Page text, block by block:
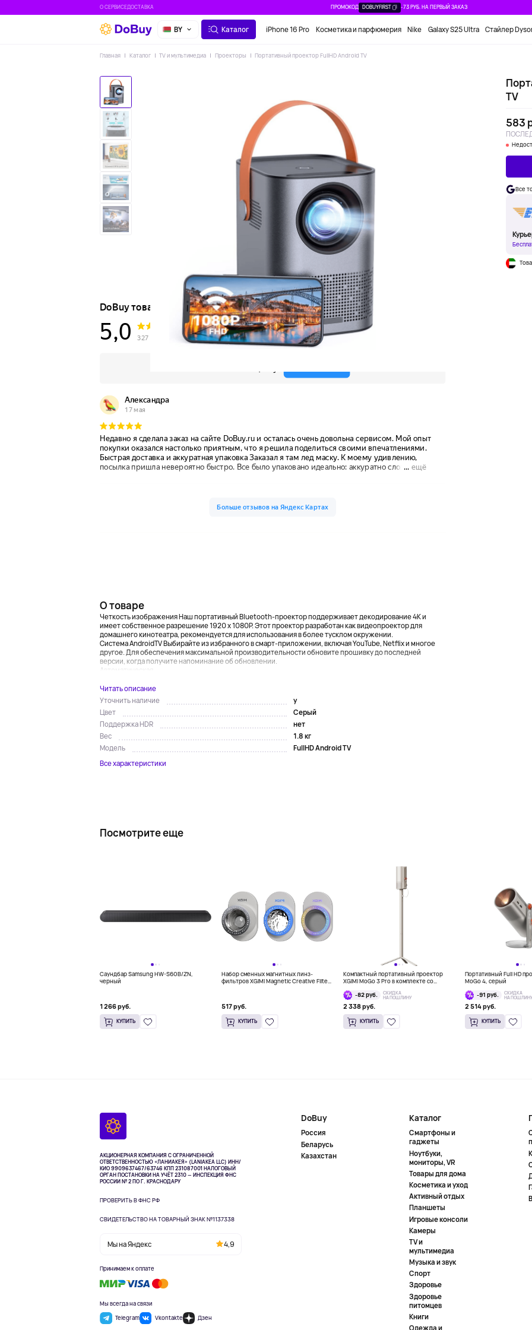
О СЕРВИСЕДОСТАВКА ПРОМОКОД DOBUYFIRST -73 РУБ. НА ПЕРВЫЙ ЗАКАЗ
BY Каталог iPhone 16 Pro Косметика и парфюмерия Nike Galaxy S25 Ultra Стайлер
Главная Каталог TV и мультимедиа Проекторы Портативный проектор FullHD Android TV
TV
583
Все
О товаре
Четкость изображения Наш портативный Bluetooth-проектор поддерживает декодирование 4K и
имеет собственное разрешение 1920 x 1080P. Этот проектор разработан как видеопроектор для
домашнего кинотеатра, рекомендуется для использования в более тусклом окружении.
Система AndroidTV Выбирайте из избранного в смарт-приложении, включая YouTube, Netflix и многое
другое. Для обеспечения максимальной производительности обновите прошивку до последней
версии, когда получите напоминание об обновлении.
Автоматическая...
Читать описание
Уточнить наличие
y
Цвет
Серый
Поддержка HDR
нет
Вес
1.8 кг
Модель
FullHD Android TV
Все характеристики
Посмотрите еще
Саундбар Samsung HW-S60B/ZN,
черный
1 266 руб.
КУПИТЬ
Набор сменных магнитных линз-
фильтров XGIMI Magnetic Creative Filter
517 руб.
КУПИТЬ
Компактный портативный проектор
XGIMI MoGo 3 Pro в комплекте со
PowerBase Stand
-82 руб.
СКИДКА
НА ПОШЛИНУ
2 338 руб.
КУПИТЬ
Портативный Full HD
MoGo 4, серый
-91 руб.
СКИДКА
НА ПОШЛИНУ
2 514 руб.
КУПИТЬ
АКЦИОНЕРНАЯ КОМПАНИЯ С ОГРАНИЧЕННОЙ
ОТВЕТСТВЕННОСТЬЮ «ЛАНИАКЕЯ» (LANIAKEA LLC) ИНН/
КИО 9909637467/63746 КПП 231087001НАЛОГОВЫЙ
ОРГАН ПОСТАНОВКИ НА УЧЁТ 2310 — ИНСПЕКЦИЯ ФНС
РОССИИ № 2 ПО Г. КРАСНОДАРУ
ПРОВЕРИТЬ В ФНС РФ
СВИДЕТЕЛЬСТВО НА ТОВАРНЫЙ ЗНАК №1137338
Мы на Яндекс 4,9
Принимаем к оплате
Мы всегда на связи
Telegram
Vkontakte Дзен
DoBuy
Россия
Беларусь
Казахстан
Каталог
Смартфоны и
гаджеты
Ноутбуки,
мониторы, VR
Товары для дома
Косметика и уход
Активный отдых
Планшеты
Игровые консоли
Камеры
TV и
мультимедиа
Музыка и звук
Спорт
Здоровье
Здоровье
питомцев
Книги
Одежда и